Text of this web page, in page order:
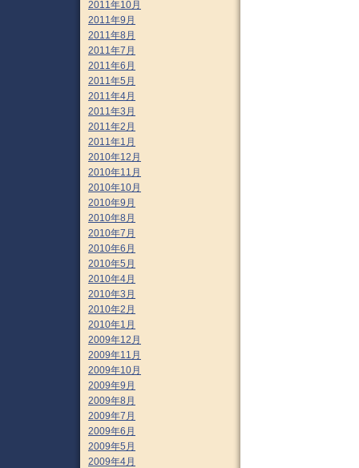
2011年10月
2011年9月
2011年8月
2011年7月
2011年6月
2011年5月
2011年4月
2011年3月
2011年2月
2011年1月
2010年12月
2010年11月
2010年10月
2010年9月
2010年8月
2010年7月
2010年6月
2010年5月
2010年4月
2010年3月
2010年2月
2010年1月
2009年12月
2009年11月
2009年10月
2009年9月
2009年8月
2009年7月
2009年6月
2009年5月
2009年4月